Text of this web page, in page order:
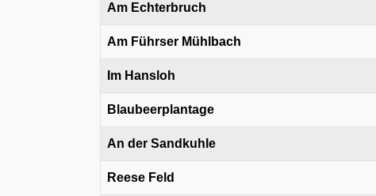
Am Echterbruch
Am Führser Mühlbach
Im Hansloh
Blaubeerplantage
An der Sandkuhle
Reese Feld